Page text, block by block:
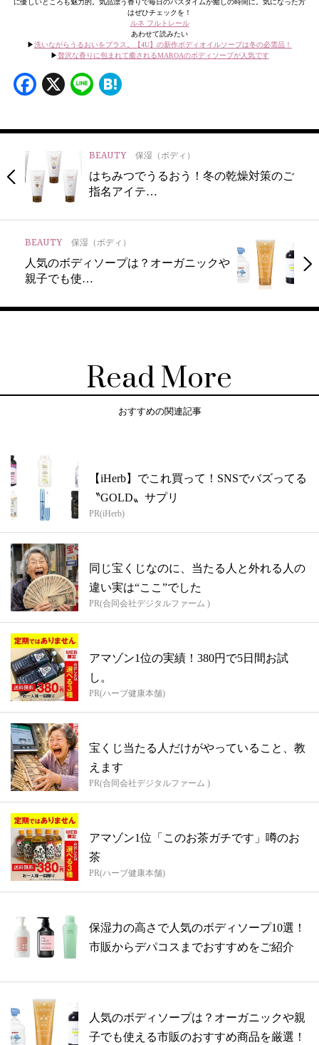
に優しいところも魅力的。気品漂う香りで毎日のバスタイムが癒しの時間に。気になった方
はぜひチェックを！
ルネ フルトレール
あわせて読みたい
▶︎洗いながらうるおいをプラス。【4U】の新作ボディオイルソープは冬の必需品！
▶︎贅沢な香りに包まれて癒されるMAROAのボディソープが人気です
Facebook
X Line
BEAUTY 保湿（ボディ）
はちみつでうるおう！冬の乾燥対策のご
指名アイテ…
BEAUTY 保湿（ボディ）
人気のボディソープは？オーガニックや
親子でも使…
Read More
おすすめの関連記事
【iHerb】でこれ買って！SNSでバズってる
〝GOLD〟サプリ
PR(iHerb)
同じ宝くじなのに、当たる人と外れる人の
違い実は“ここ”でした
PR(合同会社デジタルファーム )
アマゾン1位の実績！380円で5日間お試
し。
PR(ハーブ健康本舗)
宝くじ当たる人だけがやっていること、教
えます
PR(合同会社デジタルファーム )
アマゾン1位「このお茶ガチです」噂のお
茶
PR(ハーブ健康本舗)
保湿力の高さで人気のボディソープ10選！
市販からデパコスまでおすすめをご紹介
人気のボディソープは？オーガニックや親
子でも使える市販のおすすめ商品を厳選！